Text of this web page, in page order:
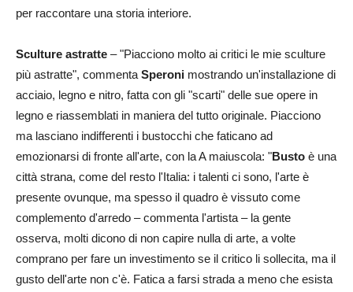
per raccontare una storia interiore.
Sculture astratte – "Piacciono molto ai critici le mie sculture
più astratte", commenta Speroni mostrando un'installazione di
acciaio, legno e nitro, fatta con gli "scarti" delle sue opere in
legno e riassemblati in maniera del tutto originale. Piacciono
ma lasciano indifferenti i bustocchi che faticano ad
emozionarsi di fronte all'arte, con la A maiuscola: "Busto è una
città strana, come del resto l'Italia: i talenti ci sono, l'arte è
presente ovunque, ma spesso il quadro è vissuto come
complemento d'arredo – commenta l'artista – la gente
osserva, molti dicono di non capire nulla di arte, a volte
comprano per fare un investimento se il critico li sollecita, ma il
gusto dell'arte non c'è. Fatica a farsi strada a meno che esista